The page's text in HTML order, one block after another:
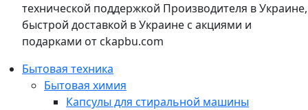
технической поддержкой Производителя в Украине,
быстрой доставкой в Украине с акциями и
подарками от ckapbu.com
Бытовая техника
Бытовая химия
Капсулы для стиральной машины